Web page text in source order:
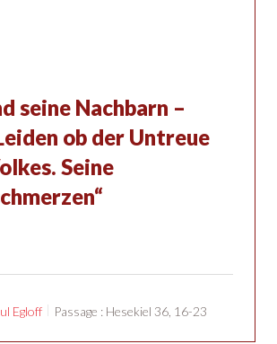
seine Nachbarn –
ob der Untreue
Seine
Egloff Passage : Hesekiel 36, 16-23